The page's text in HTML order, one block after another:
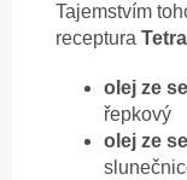
Tajemstvím
receptura
olej ze
řepkový
olej ze